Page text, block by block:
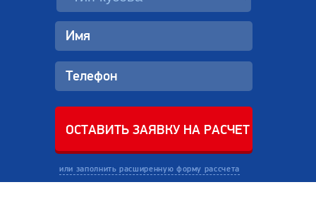
или заполнить расширенную форму рассчета